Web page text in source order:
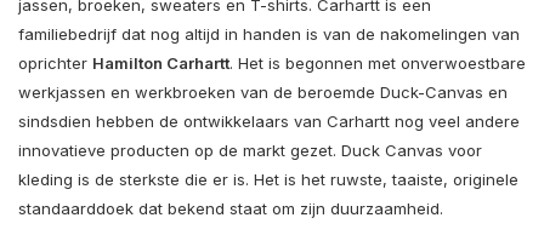
jassen, broeken, sweaters en T-shirts. Carhartt is een
familiebedrijf dat nog altijd in handen is van de nakomelingen van
oprichter Hamilton Carhartt. Het is begonnen met onverwoestbare
werkjassen en werkbroeken van de beroemde Duck-Canvas en
sindsdien hebben de ontwikkelaars van Carhartt nog veel andere
innovatieve producten op de markt gezet. Duck Canvas voor
kleding is de sterkste die er is. Het is het ruwste, taaiste, originele
standaarddoek dat bekend staat om zijn duurzaamheid.